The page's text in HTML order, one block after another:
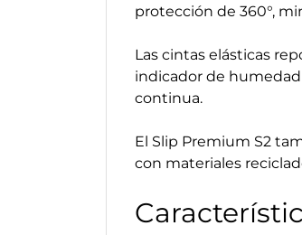
protección de 360°,
Las cintas elásticas
indicador de
continua.
El Slip Premium S2
con materiales